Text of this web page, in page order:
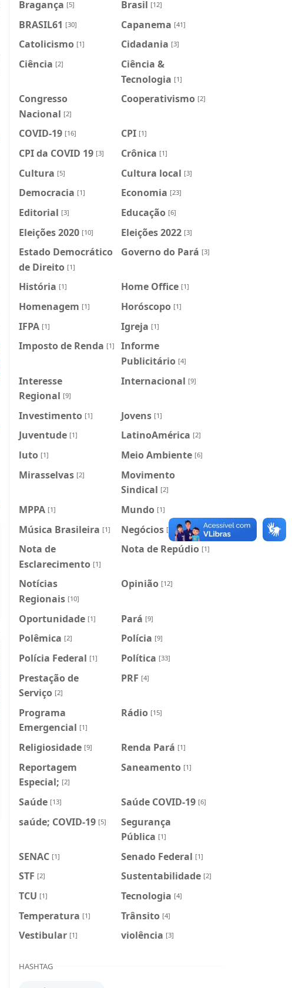
Bragança [5] Brasil [12]
BRASIL61 [30] Capanema [41]
Catolicismo [1] Cidadania [3]
Ciência [2]
Ciência &
Tecnologia [1]
Congresso
Nacional [2]
Cooperativismo [2]
COVID-19 [16] CPI [1]
CPI da COVID 19 [3] Crônica [1]
Cultura [5] Cultura local [3]
Democracia [1] Economia [23]
Editorial [3] Educação [6]
Eleições 2020 [10] Eleições 2022 [3]
Estado Democrático
de Direito [1]
Governo do Pará [3]
História [1] Home Office [1]
Homenagem [1] Horóscopo [1]
IFPA [1] Igreja [1]
Imposto de Renda [1]
Informe
Publicitário [4]
Interesse
Regional [9]
Internacional [9]
Investimento [1] Jovens [1]
Juventude [1] LatinoAmérica [2]
luto [1] Meio Ambiente [6]
Mirasselvas [2]
Movimento
Sindical [2]
MPPA [1] Mundo [1]
Música Brasileira [1] Negócios [3]
Nota de
Esclarecimento [1]
Nota de Repúdio [1]
Notícias
Regionais [10]
Opinião [12]
Oportunidade [1] Pará [9]
Polêmica [2] Polícia [9]
Polícia Federal [1] Política [33]
Prestação de
Serviço [2]
PRF [4]
Programa
Emergencial [1]
Rádio [15]
Religiosidade [9] Renda Pará [1]
Reportagem
Especial; [2]
Saneamento [1]
Saúde [13] Saúde COVID-19 [6]
saúde; COVID-19 [5]
Segurança
Pública [1]
SENAC [1] Senado Federal [1]
STF [2] Sustentabilidade [2]
TCU [1] Tecnologia [4]
Temperatura [1] Trânsito [4]
Vestibular [1] violência [3]
HASHTAG